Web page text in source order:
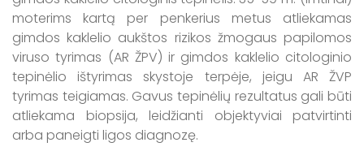
moterims kartą per penkerius metus atliekamas
gimdos kaklelio aukštos rizikos žmogaus papilomos
viruso tyrimas (AR ŽPV) ir gimdos kaklelio citologinio
tepinėlio ištyrimas skystoje terpėje, jeigu AR ŽVP
tyrimas teigiamas. Gavus tepinėlių rezultatus gali būti
atliekama biopsija, leidžianti objektyviai patvirtinti
arba paneigti ligos diagnozę.